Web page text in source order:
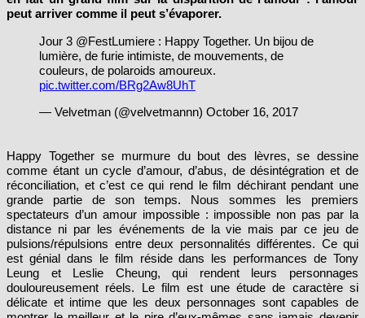
Jour 3 @FestLumiere : Happy Together. Un bijou de
lumière, de furie intimiste, de mouvements, de
couleurs, de polaroids amoureux.
pic.twitter.com/BRg2Aw8UhT
— Velvetman (@velvetmannn) October 16, 2017
comme étant un cycle d’amour, d’abus, de désintégration et de
réconciliation, et c’est ce qui rend le film déchirant pendant une
grande partie de son temps. Nous sommes les premiers
spectateurs d’un amour impossible : impossible non pas par la
distance ni par les événements de la vie mais par ce jeu de
pulsions/répulsions entre deux personnalités différentes. Ce qui
est génial dans le film réside dans les performances de Tony
Leung et Leslie Cheung, qui rendent leurs personnages
douloureusement réels. Le film est une étude de caractère si
délicate et intime que les deux personnages sont capables de
montrer le meilleur et le pire d’eux-mêmes sans jamais devenir
complètement inhumains.